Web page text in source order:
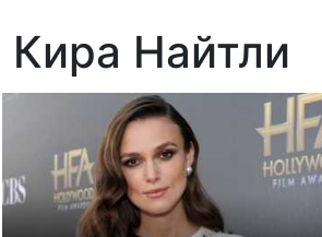
Кира Найтли